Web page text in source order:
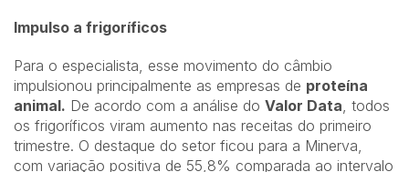
Impulso a frigoríficos
Para o especialista, esse movimento do câmbio
impulsionou principalmente as empresas de proteína
animal. De acordo com a análise do Valor Data, todos
os frigoríficos viram aumento nas receitas do primeiro
trimestre. O destaque do setor ficou para a Minerva,
com variação positiva de 55,8% comparada ao intervalo